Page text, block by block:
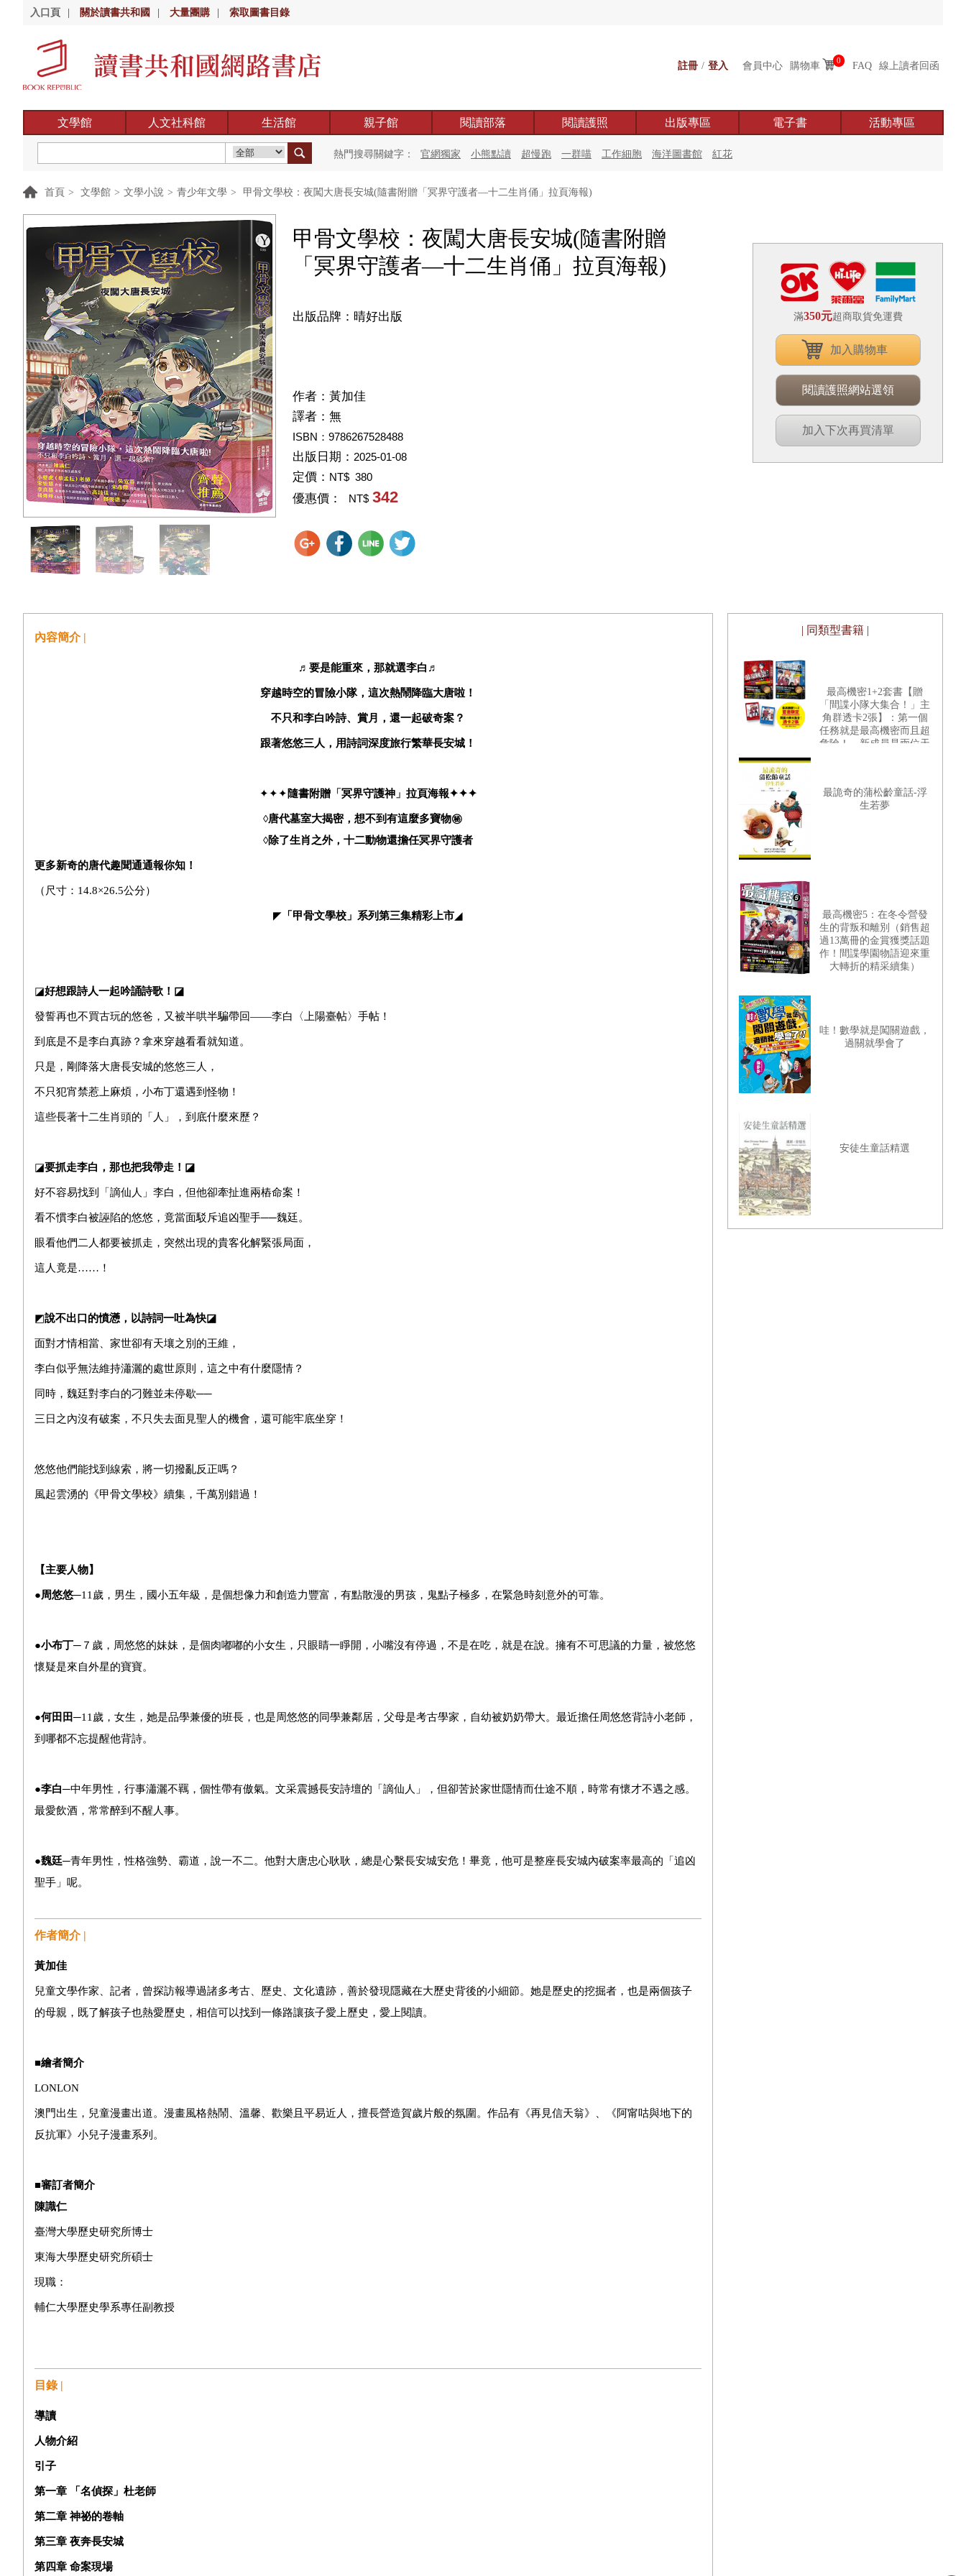
入口頁 關於讀書共和國 大量團購 索取圖書目錄
註冊 / 登入 會員中心 購物車 0 FAQ 線上讀者回函
文學館 人文社科館 生活館 親子館 閱讀部落 閱讀護照 出版專區 電子書 活動專區
熱門搜尋關鍵字： 官網獨家 小熊點讀 超慢跑 一群喵 工作細胞 海洋圖書館 紅花
首頁 > 文學館 > 文學小說 > 青少年文學 > 甲骨文學校：夜闖大唐長安城(隨書附贈「冥界守護者—十二生肖俑」拉頁海報)
甲骨文學校：夜闖大唐長安城(隨書附贈
「冥界守護者—十二生肖俑」拉頁海報)
出版品牌：晴好出版
作者： 黃加佳
譯者： 無
ISBN：9786267528488
出版日期： 2025-01-08
定價： NT$ 380
優惠價： NT$ 342
滿350元超商取貨免運費
加入購物車
閱讀護照網站選領
加入下次再買清單
內容簡介 |
♬ 要是能重來，那就選李白♬
穿越時空的冒險小隊，這次熱鬧降臨大唐啦！
不只和李白吟詩、賞月，還一起破奇案？
跟著悠悠三人，用詩詞深度旅行繁華長安城！
✦✦✦ 隨書附贈「 冥界守護神」 拉頁海報✦✦✦
◊唐代墓室大揭密，想不到有這麼多寶物㊙️
◊除了生肖之外，十二動物還擔任冥界守護者
更多新奇的唐代趣聞通通報你知！
（尺寸：14.8×26.5公分）
◤ 「甲骨文學校」系列第三集精彩上市◢
◪好想跟詩人一起吟誦詩歌！◪
發誓再也不買古玩的悠爸，又被半哄半騙帶回——李白〈上陽臺帖〉手帖！
到底是不是李白真跡？拿來穿越看看就知道。
只是，剛降落大唐長安城的悠悠三人，
不只犯宵禁惹上麻煩，小布丁還遇到怪物！
這些長著十二生肖頭的「人」，到底什麼來歷？
◪要抓走李白，那也把我帶走！◪
好不容易找到「謫仙人」李白，但他卻牽扯進兩樁命案！
看不慣李白被誣陷的悠悠，竟當面駁斥追凶聖手──魏廷。
眼看他們二人都要被抓走，突然出現的貴客化解緊張局面，
這人竟是……！
◩說不出口的憤懣，以詩詞一吐為快◪
面對才情相當、家世卻有天壤之別的王維，
李白似乎無法維持瀟灑的處世原則，這之中有什麼隱情？
同時，魏廷對李白的刁難並未停歇──
三日之內沒有破案，不只失去面見聖人的機會，還可能牢底坐穿！
悠悠他們能找到線索，將一切撥亂反正嗎？
風起雲湧的《甲骨文學校》續集，千萬別錯過！
【主要人物】
●周悠悠─11歲，男生，國小五年級，是個想像力和創造力豐富，有點散漫的男孩，鬼點子極多，在緊急時刻意外的可靠。
●小布丁─ ７歲，周悠悠的妹妹，是個肉嘟嘟的小女生，只眼睛一睜開，小嘴沒有停過，不是在吃，就是在說。擁有不可思議的力量，被悠悠
懷疑是來自外星的寶寶。
●何田田─11歲，女生，她是品學兼優的班長，也是周悠悠的同學兼鄰居，父母是考古學家，自幼被奶奶帶大。最近擔任周悠悠背詩小老師，
到哪都不忘提醒他背詩。
●李白─中年男性，行事瀟灑不羈，個性帶有傲氣。文采震撼長安詩壇的「謫仙人」，但卻苦於家世隱情而仕途不順，時常有懷才不遇之感。
最愛飲酒，常常醉到不醒人事。
●魏廷─青年男性，性格強勢、霸道，說一不二。他對大唐忠心耿耿，總是心繫長安城安危！畢竟，他可是整座長安城內破案率最高的「追凶
聖手」呢。
作者簡介 |
黃加佳
兒童文學作家、記者，曾探訪報導過諸多考古、歷史、文化遺跡，善於發現隱藏在大歷史背後的小細節。她是歷史的挖掘者，也是兩個孩子
的母親，既了解孩子也熱愛歷史，相信可以找到一條路讓孩子愛上歷史，愛上閱讀。
■繪者簡介
LONLON
澳門出生，兒童漫畫出道。漫畫風格熱鬧、溫馨、歡樂且平易近人，擅長營造賀歲片般的氛圍。作品有《再見信天翁》、《阿甯咕與地下的
反抗軍》小兒子漫畫系列。
■審訂者簡介
陳識仁
臺灣大學歷史研究所博士
東海大學歷史研究所碩士
現職：
輔仁大學歷史學系專任副教授
目錄 |
導讀
人物介紹
引子
第一章 「名偵探」杜老師
第二章 神祕的卷軸
第三章 夜奔長安城
第四章 命案現場
| 同類型書籍 |
最高機密1+2套書【贈
「間諜小隊大集合！」主
角群透卡2張】：第一個
任務就是最高機密而且超
危險！、新成員是兩位天
最詭奇的蒲松齡童話-浮
生若夢
最高機密5：在冬令營發
生的背叛和離別（銷售超
過13萬冊的金賞獲獎話題
作！間諜學園物語迎來重
大轉折的精采續集）
哇！數學就是闖關遊戲，
過關就學會了
安徒生童話精選